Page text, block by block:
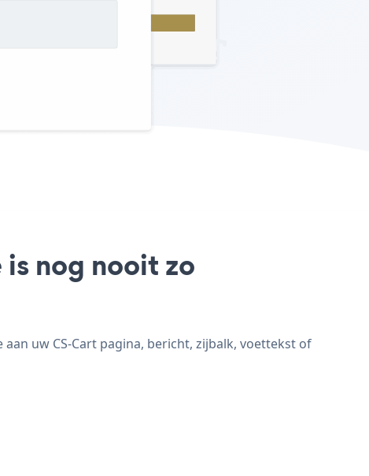
nog nooit zo
aan uw CS-Cart pagina, bericht, zijbalk, voettekst of